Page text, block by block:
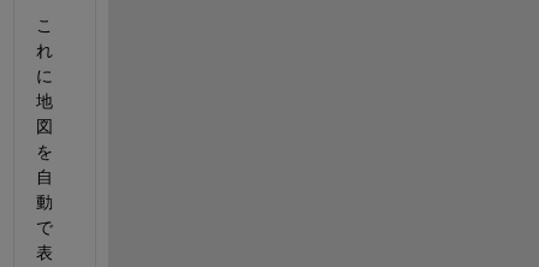
こ
れ
に
地
図
を
自
動
で
表